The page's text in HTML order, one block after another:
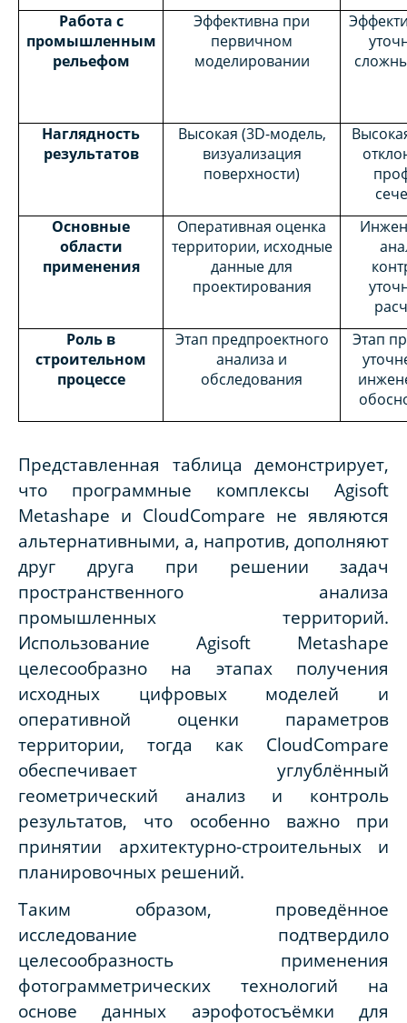
Работа с
промышленным
рельефом
Эффективна при
первичном
моделировании
Наглядность
результатов
Высокая (3D-модель,
визуализация
поверхности)
Основные
области
применения
Оперативная оценка
территории, исходные
данные для
проектирования
Роль в
строительном
процессе
Этап предпроектного
анализа и
обследования
Этап
Представленная таблица демонстрирует,
что программные комплексы Agisoft
Metashape и CloudCompare не являются
альтернативными, а, напротив, дополняют
друг друга при решении задач
пространственного анализа
промышленных территорий.
Использование Agisoft Metashape
целесообразно на этапах получения
исходных цифровых моделей и
оперативной оценки параметров
территории, тогда как CloudCompare
обеспечивает углублённый
геометрический анализ и контроль
результатов, что особенно важно при
принятии архитектурно-строительных и
планировочных решений.
Таким образом, проведённое
исследование подтвердило
целесообразность применения
фотограмметрических технологий на
основе данных аэрофотосъёмки для